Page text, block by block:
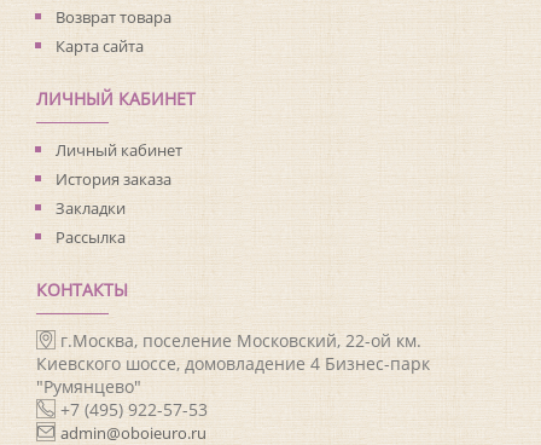
Возврат товара
Карта сайта
ЛИЧНЫЙ КАБИНЕТ
Личный кабинет
История заказа
Закладки
Рассылка
КОНТАКТЫ
г.Москва, поселение Московский, 22-ой км.
Киевского шоссе, домовладение 4 Бизнес-парк
"Румянцево"
+7 (495) 922-57-53
admin@oboieuro.ru